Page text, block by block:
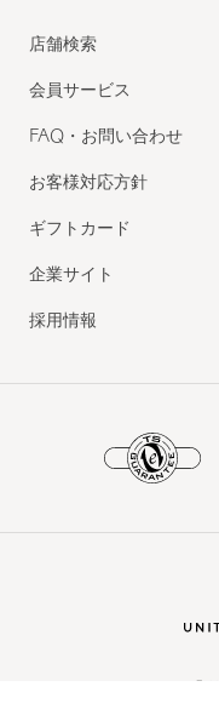
店舗検索
会員サービス
FAQ・お問い合わせ
お客様対応方針
ギフトカード
企業サイト
採用情報